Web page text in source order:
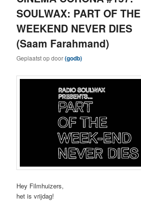
SOULWAX: PART OF THE
WEEKEND NEVER DIES
(Saam Farahmand)
Geplaatst opdoor(godb)
Hey Filmhuizers,
het is vrijdag!